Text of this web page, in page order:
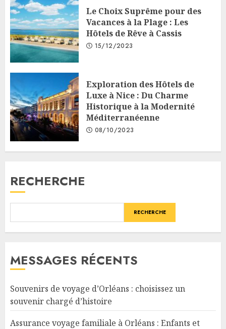
Le Choix Suprême pour des
Vacances à la Plage : Les
Hôtels de Rêve à Cassis
15/12/2023
Exploration des Hôtels de
Luxe à Nice : Du Charme
Historique à la Modernité
Méditerranéenne
08/10/2023
RECHERCHE
RECHERCHE
MESSAGES RÉCENTS
Souvenirs de voyage d’Orléans : choisissez un
souvenir chargé d’histoire
Assurance voyage familiale à Orléans : Enfants et